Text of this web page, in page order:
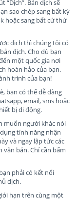
“Dịch”. Bản dịch sẽ
sao chép sang bất kỳ
hoặc sang bất cứ thứ
dịch thì chúng tôi có
địch. Cho dù bạn
một quốc gia nơi
hoàn hảo của bạn.
trình của bạn!
bạn có thể dễ dàng
email, sms hoặc
bị di động.
muốn người khác nói
tính năng nhận
và ngay lập tức các
bản. Chỉ cần bấm
phải có kết nối
dịch.
hạn trên cùng một